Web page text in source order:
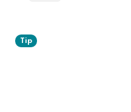
Tip